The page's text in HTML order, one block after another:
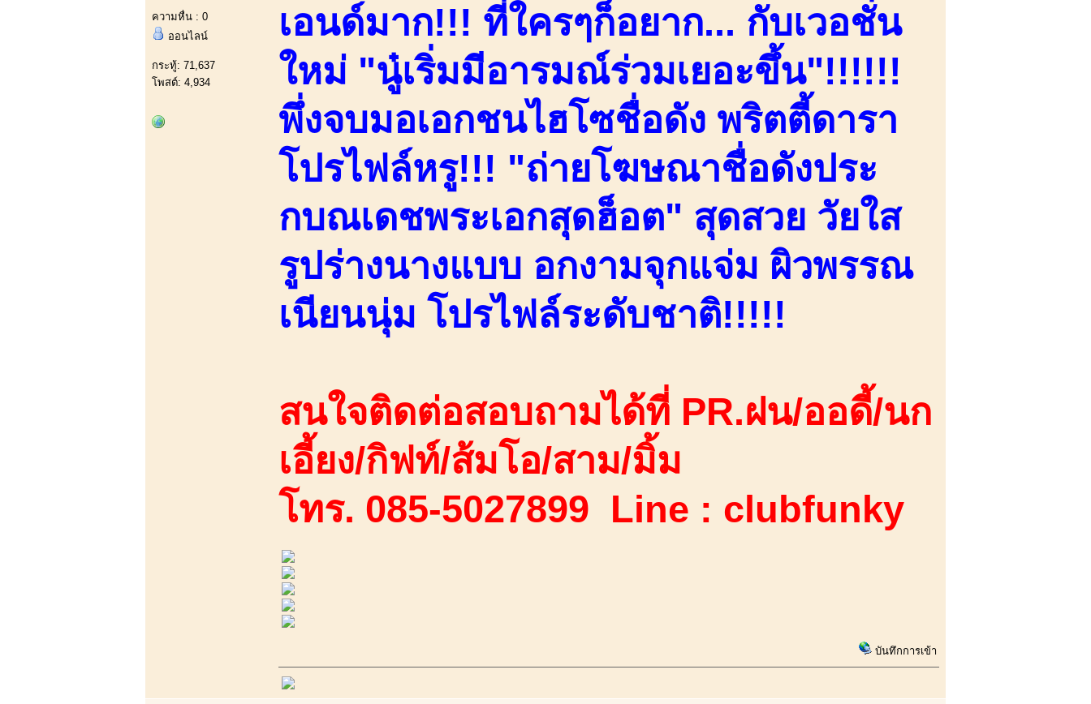
ความหื่น : 0
ออนไลน์
กระทู้: 71,637
โพสต์: 4,934
เอนด์มาก!!! ที่ใครๆก็อยาก... กับเวอชั่น
ใหม่ "นู๋เริ่มมีอารมณ์ร่วมเยอะขึ้น"!!!!!!
พึ่งจบมอเอกชนไฮโซชื่อดัง พริตตี้ดารา
โปรไฟล์หรู!!! "ถ่ายโฆษณาชื่อดังประ
กบณเดชพระเอกสุดฮ็อต" สุดสวย วัยใส
รูปร่างนางแบบ อกงามจุกแจ่ม ผิวพรรณ
เนียนนุ่ม โปรไฟล์ระดับชาติ!!!!!
สนใจติดต่อสอบถามได้ที่ PR.ฝน/ออดี้/นก
เอี้ยง/กิฟท์/ส้มโอ/สาม/มิ้ม
โทร. 085-5027899 Line : clubfunky
บันทึกการเข้า